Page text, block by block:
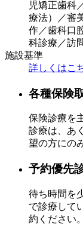
児矯正歯科
療法）／審
作／歯科口
科診療／訪
施設基準
詳しくはこ
各種保険
保険診療を
診療は、あ
望の方にの
予約優先
待ち時間を
で診療して
約ください。